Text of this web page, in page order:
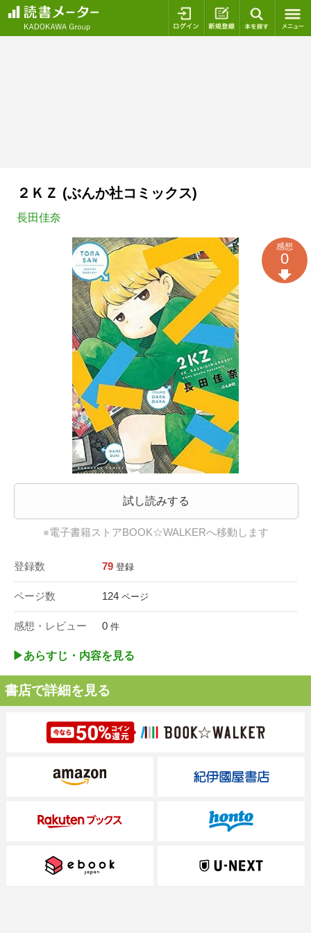
ログイン 新規登録
２ＫＺ (ぶんか社コミックス)
長田佳奈
試し読みする
※電子書籍ストアBOOK☆WALKERへ移動します
登録数 79 登録
ページ数 124 ページ
感想・レビュー 0 件
感想
0
▶︎あらすじ・内容を見る
書店で詳細を見る